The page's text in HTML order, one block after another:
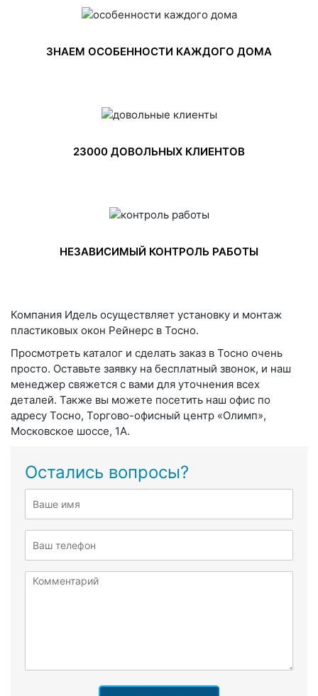
ЗНАЕМ ОСОБЕННОСТИ КАЖДОГО ДОМА
23000 ДОВОЛЬНЫХ КЛИЕНТОВ
НЕЗАВИСИМЫЙ КОНТРОЛЬ РАБОТЫ
Компания Идель осуществляет установку и монтаж
пластиковых окон Рейнерс в Тосно.
Просмотреть каталог и сделать заказ в Тосно очень
просто. Оставьте заявку на бесплатный звонок, и наш
менеджер свяжется с вами для уточнения всех
деталей. Также вы можете посетить наш офис по
адресу Тосно, Торгово-офисный центр «Олимп»,
Московское шоссе, 1А.
Остались вопросы?